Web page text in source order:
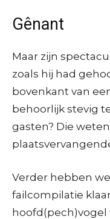
Gênant
Maar zijn
zoals hij had
bovenkant van
behoorlijk stevig
gasten? Die
Verder hebben
failcompilatie
hoofd(pech)vogel